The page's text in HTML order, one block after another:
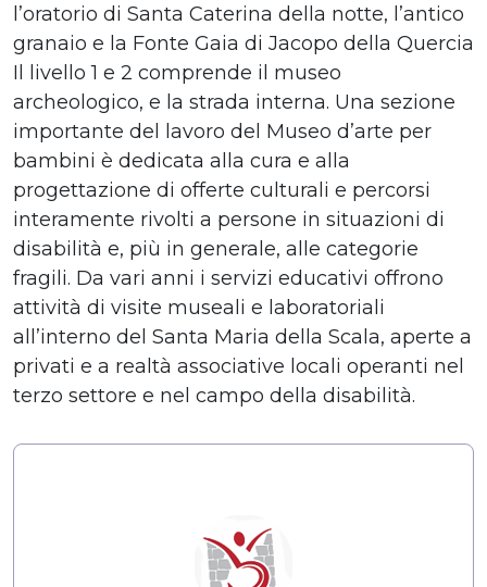
l’oratorio di Santa Caterina della notte, l’antico
granaio e la Fonte Gaia di Jacopo della Quercia
Il livello 1 e 2 comprende il museo
archeologico, e la strada interna. Una sezione
importante del lavoro del Museo d’arte per
bambini è dedicata alla cura e alla
progettazione di offerte culturali e percorsi
interamente rivolti a persone in situazioni di
disabilità e, più in generale, alle categorie
fragili. Da vari anni i servizi educativi offrono
attività di visite museali e laboratoriali
all’interno del Santa Maria della Scala, aperte a
privati e a realtà associative locali operanti nel
terzo settore e nel campo della disabilità.